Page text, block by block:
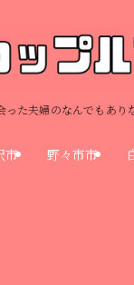
った夫婦のなんでもあり
市 野々市市